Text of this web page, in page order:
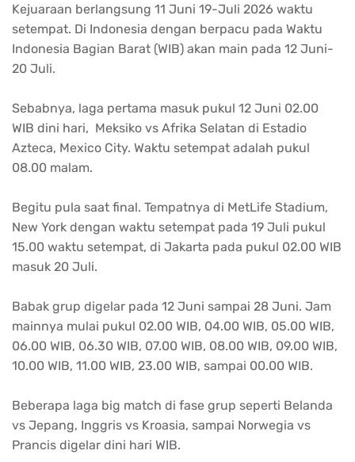
Kejuaraan berlangsung 11 Juni 19-Juli 2026 waktu
setempat. Di Indonesia dengan berpacu pada Waktu
Indonesia Bagian Barat (WIB) akan main pada 12 Juni-
20 Juli.
Sebabnya, laga pertama masuk pukul 12 Juni 02.00
WIB dini hari, Meksiko vs Afrika Selatan di Estadio
Azteca, Mexico City. Waktu setempat adalah pukul
08.00 malam.
Begitu pula saat final. Tempatnya di MetLife Stadium,
New York dengan waktu setempat pada 19 Juli pukul
15.00 waktu setempat, di Jakarta pada pukul 02.00 WIB
masuk 20 Juli.
Babak grup digelar pada 12 Juni sampai 28 Juni. Jam
mainnya mulai pukul 02.00 WIB, 04.00 WIB, 05.00 WIB,
06.00 WIB, 06.30 WIB, 07.00 WIB, 08.00 WIB, 09.00 WIB,
10.00 WIB, 11.00 WIB, 23.00 WIB, sampai 00.00 WIB.
Beberapa laga big match di fase grup seperti Belanda
vs Jepang, Inggris vs Kroasia, sampai Norwegia vs
Prancis digelar dini hari WIB.